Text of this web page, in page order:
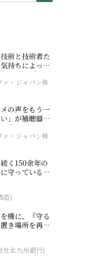
術と技術者た
持ちによって
るオーダーメ
ァ・ジャパン株
メの声をもう一
」が補聴器チ
後押しに
ァ・ジャパン株
く150余年の
守っている濵
造)
機に、『守る
き場所を再検
社北九州銀行)